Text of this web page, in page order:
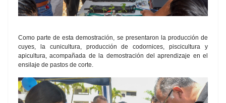
Como parte de esta demostración, se presentaron la producción de
cuyes, la cunicultura, producción de codornices, piscicultura y
apicultura, acompañada de la demostración del aprendizaje en el
ensilaje de pastos de corte.